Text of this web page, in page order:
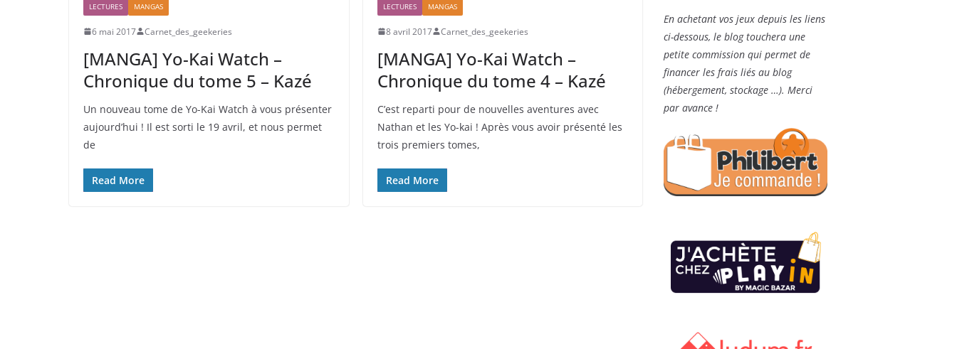
LECTURES MANGAS
6 mai 2017 Carnet_des_geekeries
[MANGA] Yo-Kai Watch –
Chronique du tome 5 – Kazé
Un nouveau tome de Yo-Kai Watch à vous présenter
aujourd’hui ! Il est sorti le 19 avril, et nous permet
de
Read More
LECTURES MANGAS
8 avril 2017 Carnet_des_geekeries
[MANGA] Yo-Kai Watch –
Chronique du tome 4 – Kazé
C’est reparti pour de nouvelles aventures avec
Nathan et les Yo-kai ! Après vous avoir présenté les
trois premiers tomes,
Read More
En achetant vos jeux depuis les liens
ci-dessous, le blog touchera une
petite commission qui permet de
financer les frais liés au blog
(hébergement, stockage …). Merci
par avance !